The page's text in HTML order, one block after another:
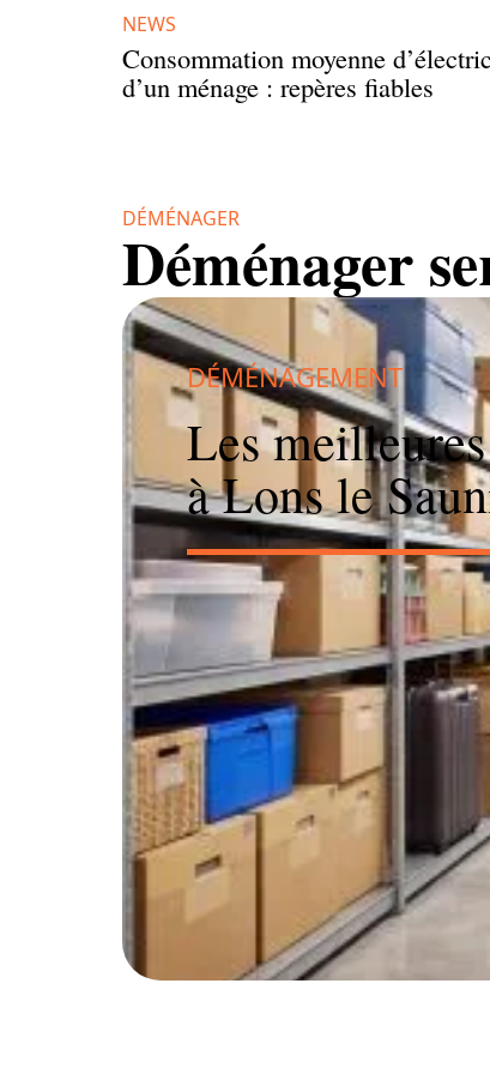
NEWS
Consommation moyenne
d’un ménage : repères fiables
DÉMÉNAGER
Déménager
DÉMÉNAGEMENT
Les
à Lons le